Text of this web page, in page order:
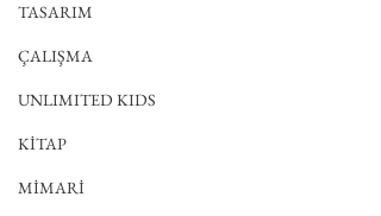
TASARIM
ÇALIŞMA
UNLIMITED KIDS
KİTAP
MİMARİ